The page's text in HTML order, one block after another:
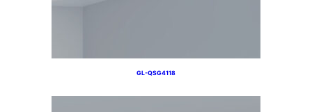
GL-QSG4118